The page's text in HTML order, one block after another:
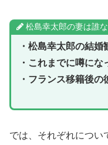
松島幸太郎の妻は誰
・松島幸太郎の結婚
・これまでに噂にな
・フランス移籍後の
では、それぞれについ